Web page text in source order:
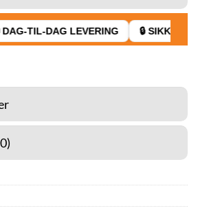
TIL-DAG LEVERING 🔒 SIKKER